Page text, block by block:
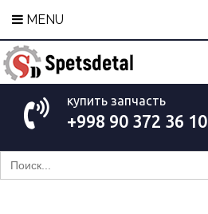
MENU
купить запчасть
+998 90 372 36 10
Search
for: